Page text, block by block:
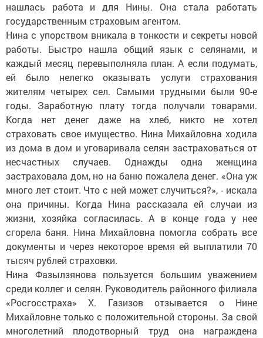
нашлась работа и для Нины. Она стала работать
государственным страховым агентом.
Нина с упорством вникала в тонкости и секреты новой
работы. Быстро нашла общий язык с селянами, и
каждый месяц перевыполняла план. А если подумать,
ей было нелегко оказывать услуги страхования
жителям четырех сел. Самыми трудными были 90-е
годы. Заработную плату тогда получали товарами.
Когда нет денег даже на хлеб, никто не хотел
страховать свое имущество. Нина Михайловна ходила
из дома в дом и уговаривала селян застраховаться от
несчастных случаев. Однажды одна женщина
застраховала дом, но на баню пожалела денег. «Она уж
много лет стоит. Что с ней может случиться?», - искала
она причины. Когда Нина рассказала ей случаи из
жизни, хозяйка согласилась. А в конце года у нее
сгорела баня. Нина Михайловна помогла собрать все
документы и через некоторое время ей выплатили 70
тысяч рублей страховки.
Нина Фазылзянова пользуется большим уважением
среди коллег и селян. Руководитель районного филиала
«Росгосстраха» Х. Газизов отзывается о Нине
Михайловне только с положительной стороны. За свой
многолетний плодотворный труд она награждена